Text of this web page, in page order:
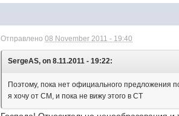
Отправлено08 November 2011 - 19:40
SergeAS, on 8.11.2011 - 19:22:
Поэтому, пока нет официального предложения
я хочу от СМ, и пока не вижу этого в СТ